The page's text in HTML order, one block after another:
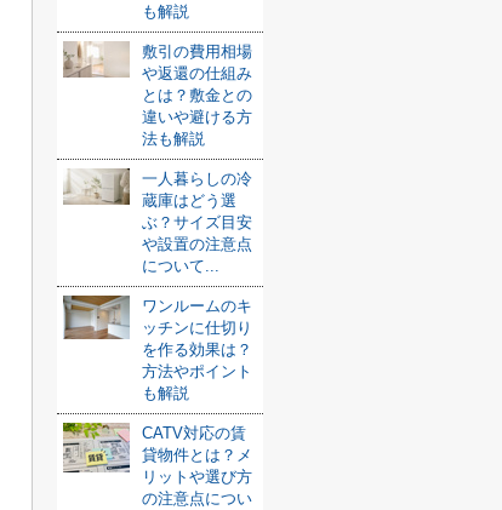
も解説
敷引の費用相場
や返還の仕組み
とは？敷金との
違いや避ける方
法も解説
一人暮らしの冷
蔵庫はどう選
ぶ？サイズ目安
や設置の注意点
について...
ワンルームのキ
ッチンに仕切り
を作る効果は？
方法やポイント
も解説
CATV対応の賃
貸物件とは？メ
リットや選び方
の注意点につい